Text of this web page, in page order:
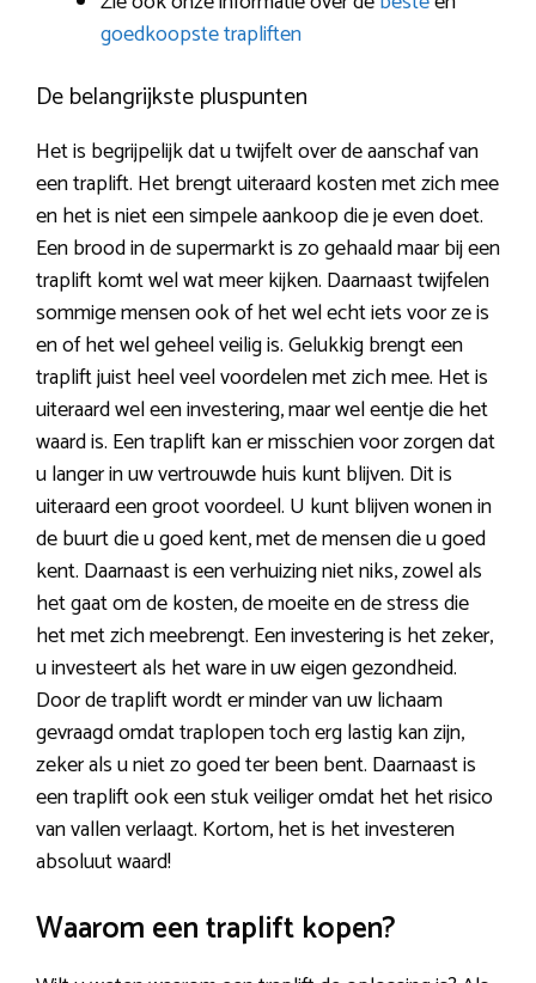
goedkoopste trapliften
De belangrijkste pluspunten
Het is begrijpelijk dat u twijfelt over de aanschaf van
een traplift. Het brengt uiteraard kosten met zich mee
en het is niet een simpele aankoop die je even doet.
Een brood in de supermarkt is zo gehaald maar bij een
traplift komt wel wat meer kijken. Daarnaast twijfelen
sommige mensen ook of het wel echt iets voor ze is
en of het wel geheel veilig is. Gelukkig brengt een
traplift juist heel veel voordelen met zich mee. Het is
uiteraard wel een investering, maar wel eentje die het
waard is. Een traplift kan er misschien voor zorgen dat
u langer in uw vertrouwde huis kunt blijven. Dit is
uiteraard een groot voordeel. U kunt blijven wonen in
de buurt die u goed kent, met de mensen die u goed
kent. Daarnaast is een verhuizing niet niks, zowel als
het gaat om de kosten, de moeite en de stress die
het met zich meebrengt. Een investering is het zeker,
u investeert als het ware in uw eigen gezondheid.
Door de traplift wordt er minder van uw lichaam
gevraagd omdat traplopen toch erg lastig kan zijn,
zeker als u niet zo goed ter been bent. Daarnaast is
een traplift ook een stuk veiliger omdat het het risico
van vallen verlaagt. Kortom, het is het investeren
absoluut waard!
Waarom een traplift kopen?